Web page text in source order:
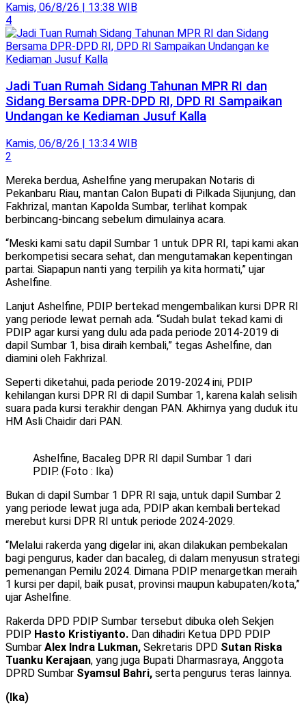
Kamis, 06/8/26 | 13:38 WIB
4
Jadi Tuan Rumah Sidang Tahunan MPR RI dan
Sidang Bersama DPR-DPD RI, DPD RI Sampaikan
Undangan ke Kediaman Jusuf Kalla
Kamis, 06/8/26 | 13:34 WIB
2
Mereka berdua, Ashelfine yang merupakan Notaris di
Pekanbaru Riau, mantan Calon Bupati di Pilkada Sijunjung, dan
Fakhrizal, mantan Kapolda Sumbar, terlihat kompak
berbincang-bincang sebelum dimulainya acara.
“Meski kami satu dapil Sumbar 1 untuk DPR RI, tapi kami akan
berkompetisi secara sehat, dan mengutamakan kepentingan
partai. Siapapun nanti yang terpilih ya kita hormati,” ujar
Ashelfine.
Lanjut Ashelfine, PDIP bertekad mengembalikan kursi DPR RI
yang periode lewat pernah ada. “Sudah bulat tekad kami di
PDIP agar kursi yang dulu ada pada periode 2014-2019 di
dapil Sumbar 1, bisa diraih kembali,” tegas Ashelfine, dan
diamini oleh Fakhrizal.
Seperti diketahui, pada periode 2019-2024 ini, PDIP
kehilangan kursi DPR RI di dapil Sumbar 1, karena kalah selisih
suara pada kursi terakhir dengan PAN. Akhirnya yang duduk itu
HM Asli Chaidir dari PAN.
Ashelfine, Bacaleg DPR RI dapil Sumbar 1 dari
PDIP. (Foto : Ika)
Bukan di dapil Sumbar 1 DPR RI saja, untuk dapil Sumbar 2
yang periode lewat juga ada, PDIP akan kembali bertekad
merebut kursi DPR RI untuk periode 2024-2029.
“Melalui rakerda yang digelar ini, akan dilakukan pembekalan
bagi pengurus, kader dan bacaleg, di dalam menyusun strategi
pemenangan Pemilu 2024. Dimana PDIP menargetkan meraih
1 kursi per dapil, baik pusat, provinsi maupun kabupaten/kota,”
ujar Ashelfine.
Rakerda DPD PDIP Sumbar tersebut dibuka oleh Sekjen
PDIP Hasto Kristiyanto. Dan dihadiri Ketua DPD PDIP
Sumbar Alex Indra Lukman, Sekretaris DPD Sutan Riska
Tuanku Kerajaan, yang juga Bupati Dharmasraya, Anggota
DPRD Sumbar Syamsul Bahri, serta pengurus teras lainnya.
(Ika)